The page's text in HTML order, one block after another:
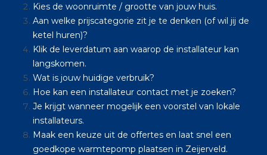
Kies de woonruimte / grootte van jouw huis.
Aan welke prijscategorie zit je te denken (of wil jij de
ketel huren)?
Klik de leverdatum aan waarop de installateur kan
langskomen.
Wat is jouw huidige verbruik?
Hoe kan een installateur contact met je zoeken?
Je krijgt wanneer mogelijk een voorstel van lokale
installateurs.
Maak een keuze uit de offertes en laat snel een
goedkope warmtepomp plaatsen in Zeijerveld.